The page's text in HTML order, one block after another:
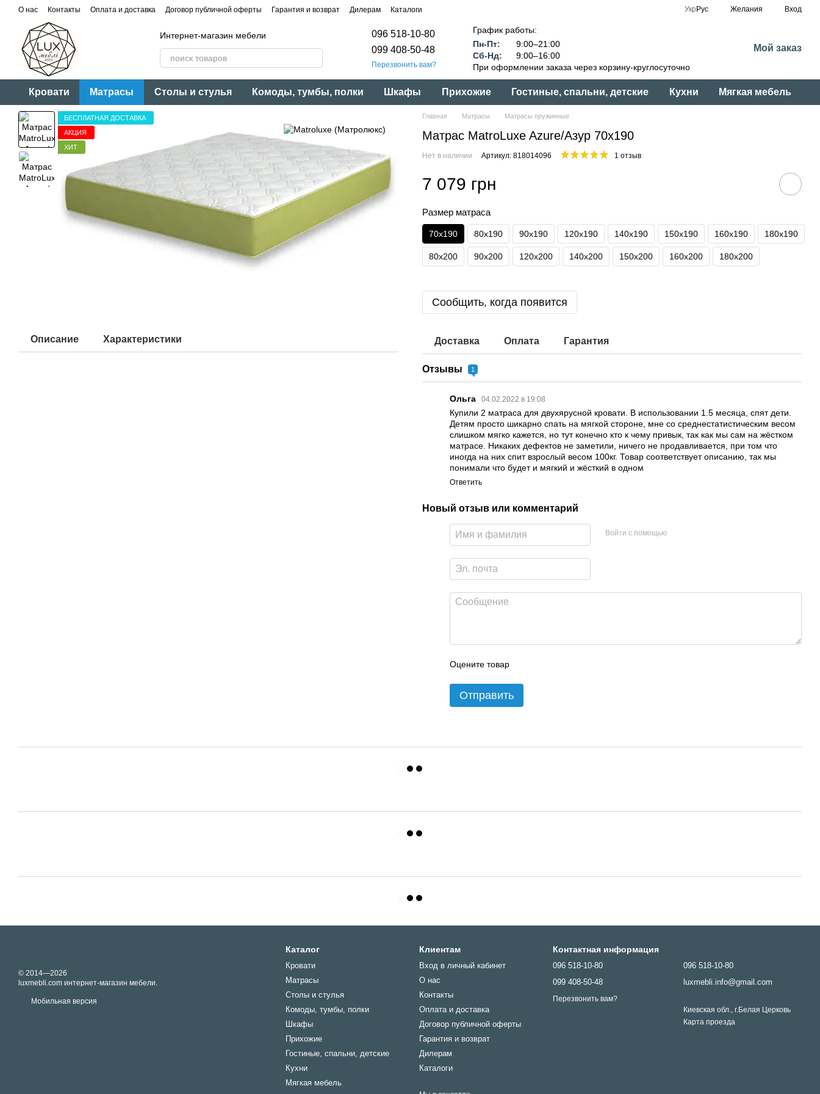
Перейти к основному контенту
О нас Контакты Оплата и доставка Договор публичной оферты Гарантия и возврат Дилерам Каталоги Укр Рус Желания Вход
Интернет-магазин мебели
096 518-10-80
099 408-50-48
Перезвонить вам?
График работы:
Пн-Пт:
9:00–21:00
Сб-Нд:
9:00–16:00
При оформлении заказа через корзину-круглосуточно
Мой заказ
Кровати Матрасы Столы и стулья Комоды, тумбы, полки Шкафы Прихожие Гостиные, спальни, детские Кухни Мягкая мебель
БЕСПЛАТНАЯ ДОСТАВКА
АКЦИЯ
ХИТ
Описание Характеристики
Главная Матрасы Матрасы пружинные
Матрас MatroLuxe Azure/Азур 70x190
Нет в наличии Артикул: 818014096 1 отзыв
7 079 грн
Размер матраса
70x190 80x190 90x190 120x190 140x190 150x190 160x190 180x190
80x200 90x200 120x200 140x200 150x200 160x200 180x200
Сообщить, когда появится
Доставка Оплата Гарантия
Отзывы 1
Ольга 04.02.2022 в 19:08
Купили 2 матраса для двухярусной кровати. В использовании 1.5 месяца, спят дети.
Детям просто шикарно спать на мягкой стороне, мне со среднестатистическим весом
слишком мягко кажется, но тут конечно кто к чему привык, так как мы сам на жёстком
матрасе. Никаких дефектов не заметили, ничего не продавливается, при том что
иногда на них спит взрослый весом 100кг. Товар соответствует описанию, так мы
понимали что будет и мягкий и жёсткий в одном
Ответить
Новый отзыв или комментарий
Войти с помощью
Оцените товар
Отправить
© 2014—2026
luxmebli.com интернет-магазин мебели.
Мобильная версия
Каталог
Кровати
Матрасы
Столы и стулья
Комоды, тумбы, полки
Шкафы
Прихожие
Гостиные, спальни, детские
Кухни
Мягкая мебель
Клиентам
Вход в личный кабинет
О нас
Контакты
Оплата и доставка
Договор публичной оферты
Гарантия и возврат
Дилерам
Каталоги
Контактная информация
096 518-10-80
099 408-50-48
Перезвонить вам?
096 518-10-80
luxmebli.info@gmail.com
Киевская обл., г.Белая Церковь
Карта проезда